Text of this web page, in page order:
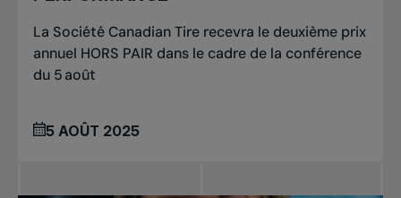
La Société Canadian Tire recevra le deuxième prix
annuel HORS PAIR dans le cadre de la conférence
du 5 août
5 AOÛT 2025